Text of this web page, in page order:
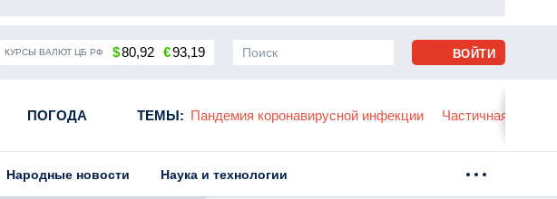
КУРСЫ ВАЛЮТ ЦБ РФ $80,92 €93,19
ПОГОДА ТЕМЫ:
Кузбасса Пандемия коронавирусной инфекции Частичная
ВОЙТИ
Народные новости Наука и технологии